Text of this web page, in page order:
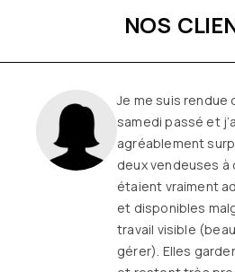
NOS
Une boutique
remplie de joie de
vêtements sont
et originaux pour
morphologies
longtemps que j’y
ou quasiment)
on ne sort jamais